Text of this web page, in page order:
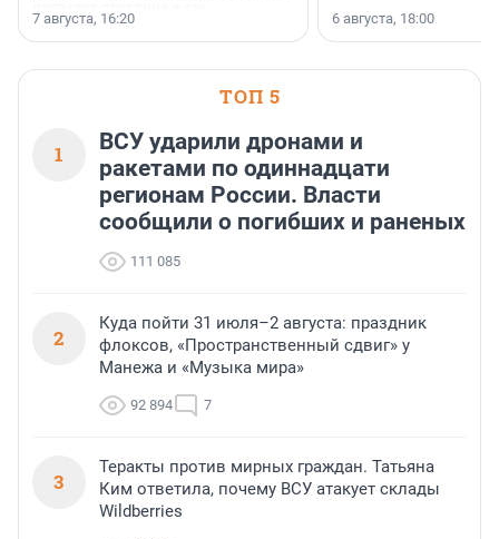
поменялась роль строительства.
7 августа, 16:20 6 августа, 18:00
ТОП 5
1
ВСУ ударили дронами и
ракетами по одиннадцати
регионам России. Власти
сообщили о погибших и раненых
111 085
2
Куда пойти 31 июля–2 августа: праздник
флоксов, «Пространственный сдвиг» у
Манежа и «Музыка мира»
92 894 7
3
Теракты против мирных граждан. Татьяна
Ким ответила, почему ВСУ атакует склады
Wildberries